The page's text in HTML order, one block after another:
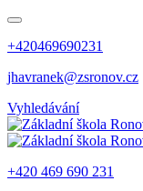
+420469690231
jhavranek@zsronov.cz
Vyhledávání
+420 469 690 231